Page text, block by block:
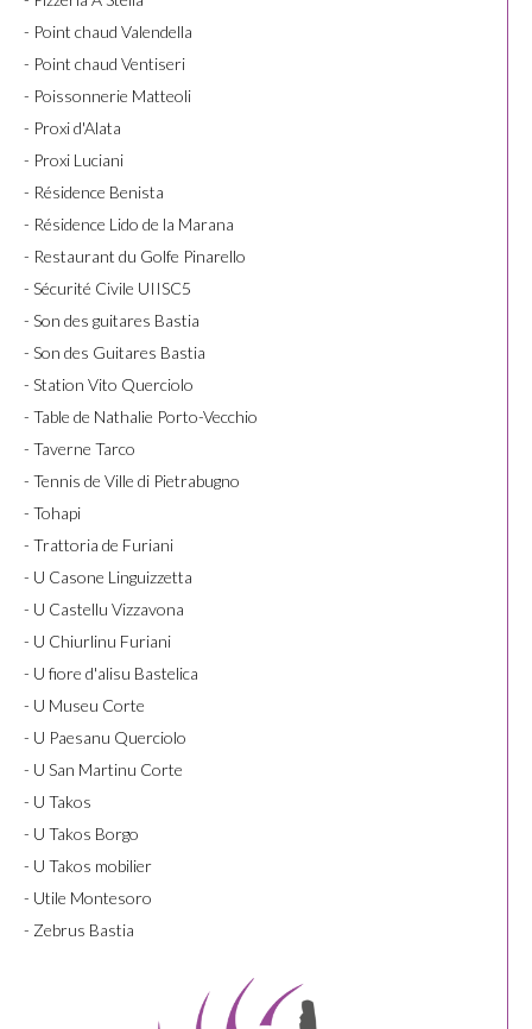
- Point chaud Valendella
- Point chaud Ventiseri
- Poissonnerie Matteoli
- Proxi d'Alata
- Proxi Luciani
- Résidence Benista
- Résidence Lido de la Marana
- Restaurant du Golfe Pinarello
- Sécurité Civile UIISC5
- Son des guitares Bastia
- Son des Guitares Bastia
- Station Vito Querciolo
- Table de Nathalie Porto-Vecchio
- Taverne Tarco
- Tennis de Ville di Pietrabugno
- Tohapi
- Trattoria de Furiani
- U Casone Linguizzetta
- U Castellu Vizzavona
- U Chiurlinu Furiani
- U fiore d'alisu Bastelica
- U Museu Corte
- U Paesanu Querciolo
- U San Martinu Corte
- U Takos
- U Takos Borgo
- U Takos mobilier
- Utile Montesoro
- Zebrus Bastia